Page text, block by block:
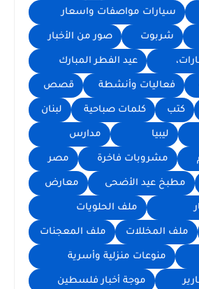
سيارات مواصفات واسعار
شربوت صور من الأخبار
عيد الفطر المبارك
فعاليات وأنشطة قصص
كتب كلمات صباحية لبنان
ليبيا مدارس
مشروبات فاخرة مصر
مطبخ عيد الأضحى معارض
ملف الحلويات
ملف المخللات ملف المعجنات
منوعات منزلية وأسرية
موجة أخبار فلسطين